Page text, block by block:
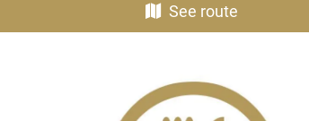
See route